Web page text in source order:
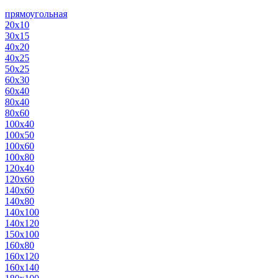
прямоугольная
20х10
30х15
40х20
40х25
50х25
60х30
60х40
80х40
80х60
100х40
100х50
100х60
100х80
120х40
120х60
140х60
140х80
140х100
140х120
150х100
160х80
160х120
160х140